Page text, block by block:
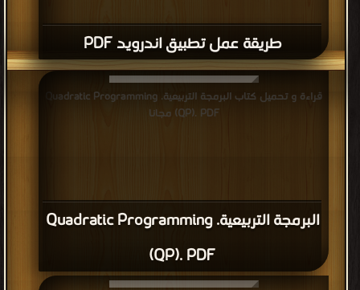
طريقة عمل تطبيق اندرويد PDF
ﺍﻟﺒﺮﻣﺠﺔ ﺍﻟﺘﺮﺑﻴﻌﻴﺔ. Quadratic Programming
(QP). PDF
قراءة و تحميل كتاب ﺍﻟﺒﺮﻣﺠﺔ ﺍﻟﺘﺮﺑﻴﻌﻴﺔ. Quadratic Programming
(QP). PDF مجانا